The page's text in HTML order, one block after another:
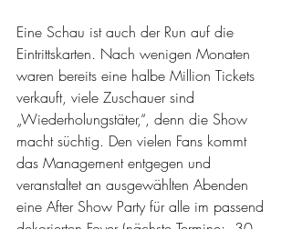
Eine Schau ist auch der Run auf die
Eintrittskarten. Nach wenigen Monaten
waren bereits eine halbe Million Tickets
verkauft, viele Zuschauer sind
„Wiederholungstäter,“, denn die Show
macht süchtig. Den vielen Fans kommt
das Management entgegen und
veranstaltet an ausgewählten Abenden
eine After Show Party für alle im passend
dekorierten Foyer (nächste Termine:  30.